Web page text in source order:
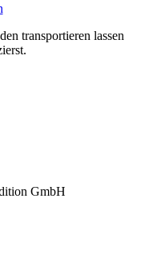
transportieren lassen
GmbH